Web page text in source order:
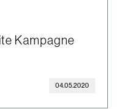
Kampagne
04.05.2020